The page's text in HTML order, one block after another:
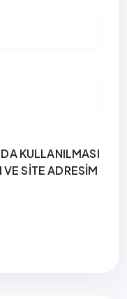
KULLANILMASI
SITE ADRESIM